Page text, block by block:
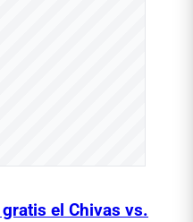
el Chivas vs.